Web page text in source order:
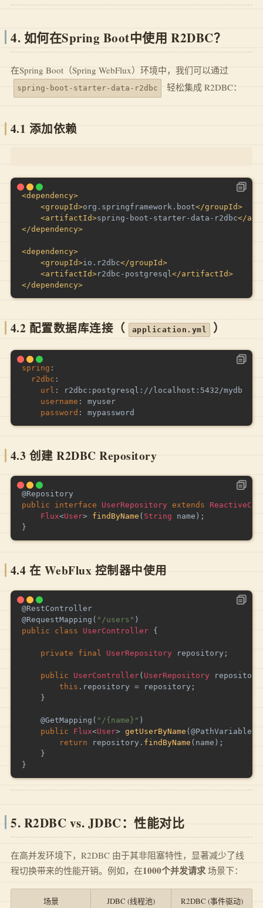
4. 如何在Spring Boot中使用 R2DBC？
在Spring Boot（Spring WebFlux）环境中，我们可以通过
spring-boot-starter-data-r2dbc 轻松集成 R2DBC：
4.1 添加依赖
<dependency>
<groupId>org.springframework.boot</groupId>
<artifactId>spring-boot-starter-data-r2dbc</
</dependency>
<dependency>
<groupId>io.r2dbc</groupId>
<artifactId>r2dbc-postgresql </artifactId>
</dependency>
4.2 配置数据库连接 （ application.yml ）
spring :
r2dbc :
url : r2dbc : postgresql : //localhost : 5432/mydb
username :
myuser
password :
4.3 创建 R2DBC Repository
@Repository
public
interface UserRepository extends
Flux<User> findByName ( String name ) ;
}
4.4 在 WebFlux 控制器中使用
@RestController
@RequestMapping ( "/users" )
public
class UserController {
private final UserRepository repository ;
public UserController( UserRepository repository
this . repository = repository ;
}
@GetMapping ( "/{name}" )
public
Flux<User> getUserByName ( @PathVariable
return repository . findByName ( name ) ;
}
}
5. R2DBC vs. JDBC：性能对比
在高并发环境下，R2DBC 由于其非阻塞特性，显著减少了线
程切换带来的性能开销。例如，在1000个并发请求 场景下：
场景 JDBC (线程池) R2DBC (事件驱动)